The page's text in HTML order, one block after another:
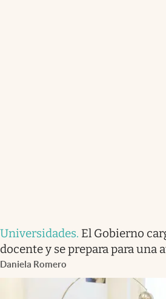
Universidades. El Gobierno
docente y se prepara para una
Daniela Romero